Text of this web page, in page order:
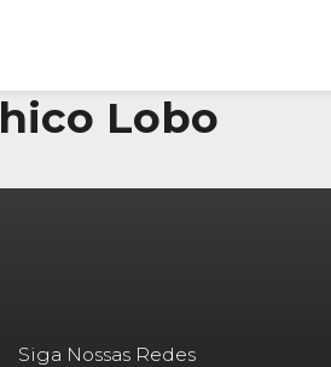
Lobo
Siga Nossas Redes